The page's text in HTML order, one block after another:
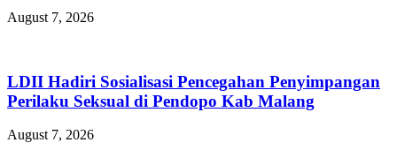
August 7, 2026
LDII Hadiri Sosialisasi Pencegahan Penyimpangan
Perilaku Seksual di Pendopo Kab Malang
August 7, 2026